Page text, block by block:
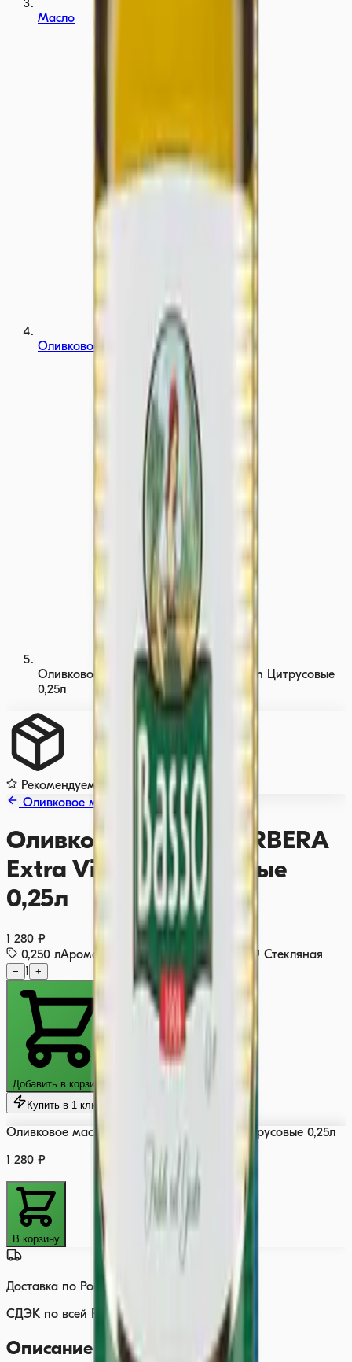
Масло
Оливковое масло
Оливковое масло BARBERA Extra Virgin Цитрусовые
0,25л
Рекомендуем
Оливковое масло
Оливковое масло BARBERA
Extra Virgin Цитрусовые
0,25л
1 280 ₽
0,250 лАроматизированное Стекляная
− 1 +
Добавить в корзину
Купить в 1 клик
Оливковое масло BARBERA Extra Virgin Цитрусовые 0,25л
1 280 ₽
В корзину
Доставка по России
СДЭК по всей России
Описание